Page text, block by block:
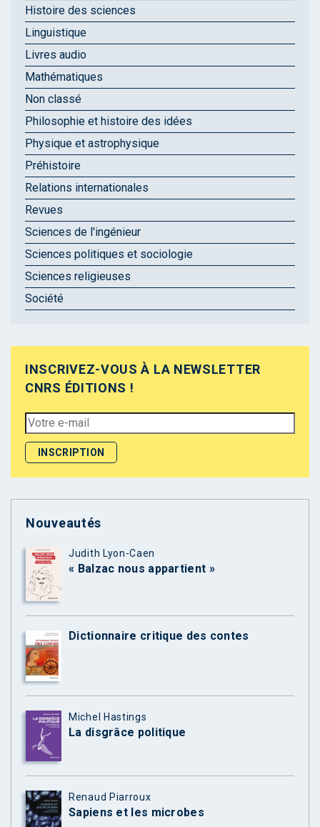
Histoire des sciences
Linguistique
Livres audio
Mathématiques
Non classé
Philosophie et histoire des idées
Physique et astrophysique
Préhistoire
Relations internationales
Revues
Sciences de l'ingénieur
Sciences politiques et sociologie
Sciences religieuses
Société
INSCRIVEZ-VOUS À LA NEWSLETTER
CNRS ÉDITIONS !
Nouveautés
Judith Lyon-Caen
« Balzac nous appartient »
Dictionnaire critique des contes
Michel Hastings
La disgrâce politique
Renaud Piarroux
Sapiens et les microbes